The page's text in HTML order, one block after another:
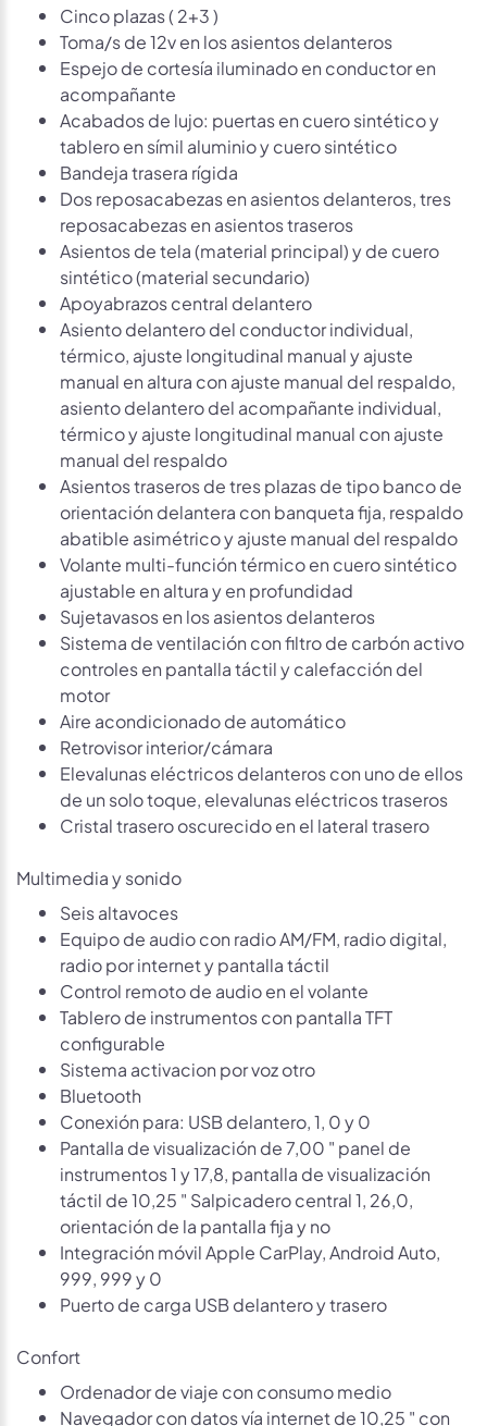
Cinco plazas ( 2+3 )
Toma/s de 12v en los asientos delanteros
Espejo de cortesía iluminado en conductor en
acompañante
Acabados de lujo: puertas en cuero sintético y
tablero en símil aluminio y cuero sintético
Bandeja trasera rígida
Dos reposacabezas en asientos delanteros, tres
reposacabezas en asientos traseros
Asientos de tela (material principal) y de cuero
sintético (material secundario)
Apoyabrazos central delantero
Asiento delantero del conductor individual,
térmico, ajuste longitudinal manual y ajuste
manual en altura con ajuste manual del respaldo,
asiento delantero del acompañante individual,
térmico y ajuste longitudinal manual con ajuste
manual del respaldo
Asientos traseros de tres plazas de tipo banco de
orientación delantera con banqueta fija, respaldo
abatible asimétrico y ajuste manual del respaldo
Volante multi-función térmico en cuero sintético
ajustable en altura y en profundidad
Sujetavasos en los asientos delanteros
Sistema de ventilación con filtro de carbón activo
controles en pantalla táctil y calefacción del
motor
Aire acondicionado de automático
Retrovisor interior/cámara
Elevalunas eléctricos delanteros con uno de ellos
de un solo toque, elevalunas eléctricos traseros
Cristal trasero oscurecido en el lateral trasero
Multimedia y sonido
Seis altavoces
Equipo de audio con radio AM/FM, radio digital,
radio por internet y pantalla táctil
Control remoto de audio en el volante
Tablero de instrumentos con pantalla TFT
configurable
Sistema activacion por voz otro
Bluetooth
Conexión para: USB delantero, 1, 0 y 0
Pantalla de visualización de 7,00 " panel de
instrumentos 1 y 17,8, pantalla de visualización
táctil de 10,25 " Salpicadero central 1, 26,0,
orientación de la pantalla fija y no
Integración móvil Apple CarPlay, Android Auto,
999, 999 y 0
Puerto de carga USB delantero y trasero
Confort
Ordenador de viaje con consumo medio
Navegador con datos vía internet de 10,25 " con